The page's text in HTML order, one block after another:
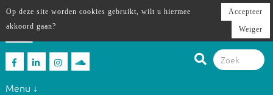
Menu ↓
Op deze site worden cookies gebruikt, wilt u hiermee
akkoord gaan?
Accepteer
Weiger